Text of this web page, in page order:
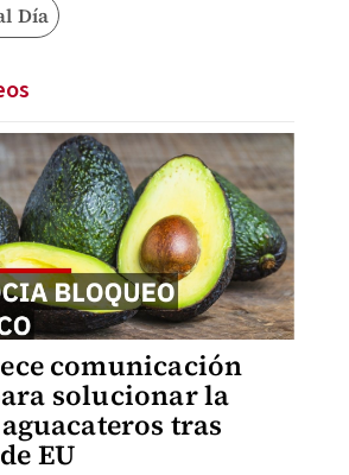
Día
comunicación
solucionar la
tras
EU